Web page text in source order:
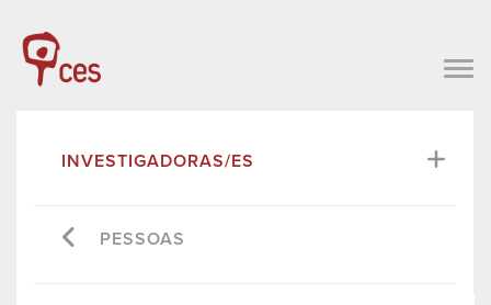
INVESTIGADORAS/ES
PESSOAS